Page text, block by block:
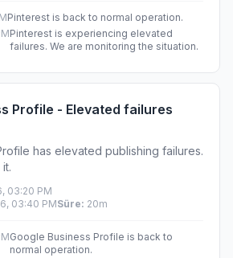
Pinterest is back to normal operation.
Pinterest is experiencing elevated
failures. We are monitoring the situation.
Profile - Elevated failures
has elevated publishing failures.
03:20 PM
03:40 PMSüre: 20m
Google Business Profile is back to
normal operation.